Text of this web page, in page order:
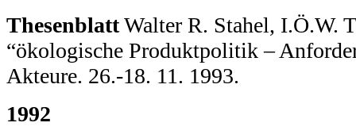
ThesenblattWalter R. Stahel, I.Ö.W.
“ökologische Produktpolitik –
Akteure. 26.-18. 11. 1993.
1992